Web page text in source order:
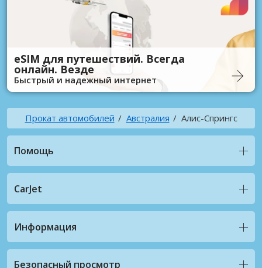
eSIM для путешествий. Всегда
онлайн. Везде
Быстрый и надежный интернет
Прокат автомобилей Австралия Алис-Спрингс
Помощь
CarJet
Информация
Безопасный просмотр